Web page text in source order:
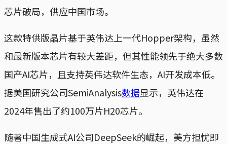
芯片破局，供应中国市场。
这款特供版晶片基于英伟达上一代Hopper架构，虽然
和最新版本芯片有较大差距，但其性能领先于绝大多数
国产AI芯片，且支持英伟达软件生态，AI开发成本低。
据美国研究公司SemiAnalysis数据显示，英伟达在
2024年售出了约100万片H20芯片。
随著中国生成式AI公司DeepSeek的崛起，美方担忧即